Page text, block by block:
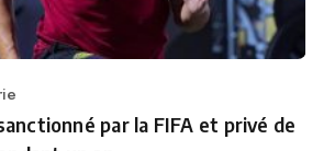
par la FIFA et privé de